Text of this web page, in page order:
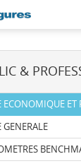
&
ECONOMIQUE ET
GENERALE